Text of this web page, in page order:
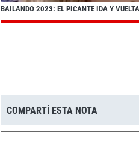
BAILANDO 2023: EL PICANTE IDA Y
COMPARTÍ ESTA NOTA